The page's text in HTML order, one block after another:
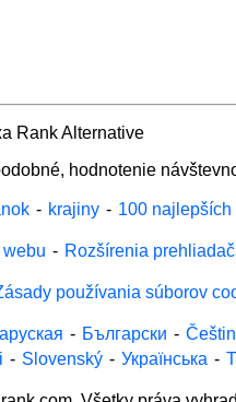
Rank Alternative
hodnotenie
- krajiny - 100
webu - Rozšírenia
používania súborov
- Български -
- Slovenský - Українська -